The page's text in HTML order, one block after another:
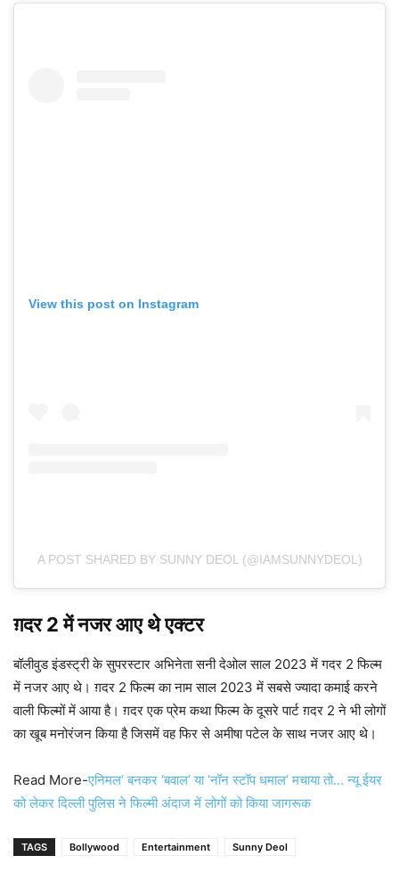
View this post on Instagram
A POST SHARED BY SUNNY DEOL (@IAMSUNNYDEOL)
ग़दर 2 में नजर आए थे एक्टर
बॉलीवुड इंडस्ट्री के सुपरस्टार अभिनेता सनी देओल साल 2023 में गदर 2 फिल्म
में नजर आए थे। ग़दर 2 फिल्म का नाम साल 2023 में सबसे ज्यादा कमाई करने
वाली फिल्मों में आया है। ग़दर एक प्रेम कथा फिल्म के दूसरे पार्ट ग़दर 2 ने भी लोगों
का खूब मनोरंजन किया है जिसमें वह फिर से अमीषा पटेल के साथ नजर आए थे।
Read More-एनिमल’ बनकर ‘बवाल’ या ‘नॉन स्टॉप धमाल’ मचाया तो… न्यू ईयर
को लेकर दिल्ली पुलिस ने फिल्मी अंदाज में लोगों को किया जागरूक
TAGS Bollywood Entertainment Sunny Deol